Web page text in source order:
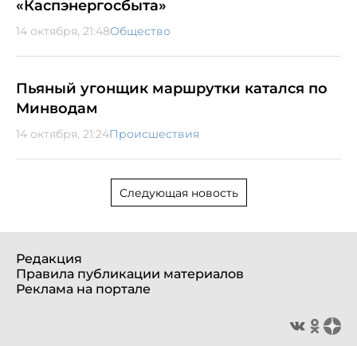
«Каспэнергосбыта»
14 октября, 21:48Общество
Пьяный угонщик маршрутки катался по
Минводам
14 октября, 21:24Происшествия
Следующая новость
Редакция
Правила публикации материалов
Реклама на портале